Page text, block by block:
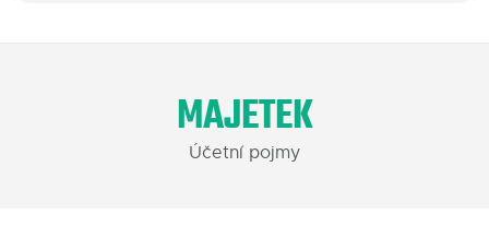
Varianty software
MAJETEK
Účetní pojmy